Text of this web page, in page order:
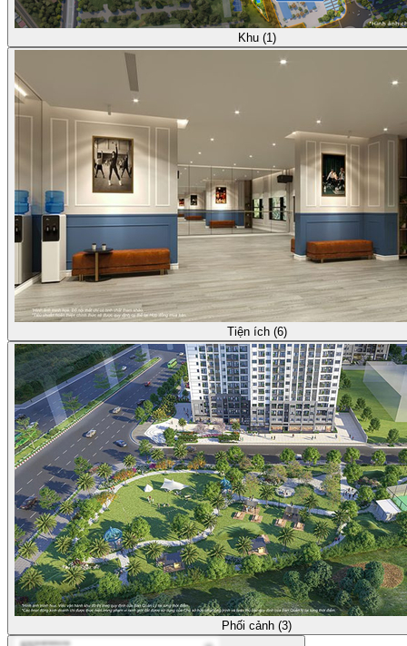
Khu (1)
Tiện ích (6)
Phối cảnh (3)